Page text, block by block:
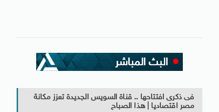
فى ذكرى افتتاحها .. قناة السويس الجديدة تعزز مكانة
مصر اقتصاديا | هذا الصباح